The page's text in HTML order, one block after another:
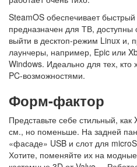
SteamOS обеспечивает
предназначен для ТВ,
выйти в десктоп-режим Linux и,
лаунчеры, например, Epic или
Windows. Идеально для тех, кто
PC-возможностями.
Форм-фактор
Представьте себе стильный,
см., но поменьше. На задней
«фасаде» USB и слот для
Хотите, поменяйте их на